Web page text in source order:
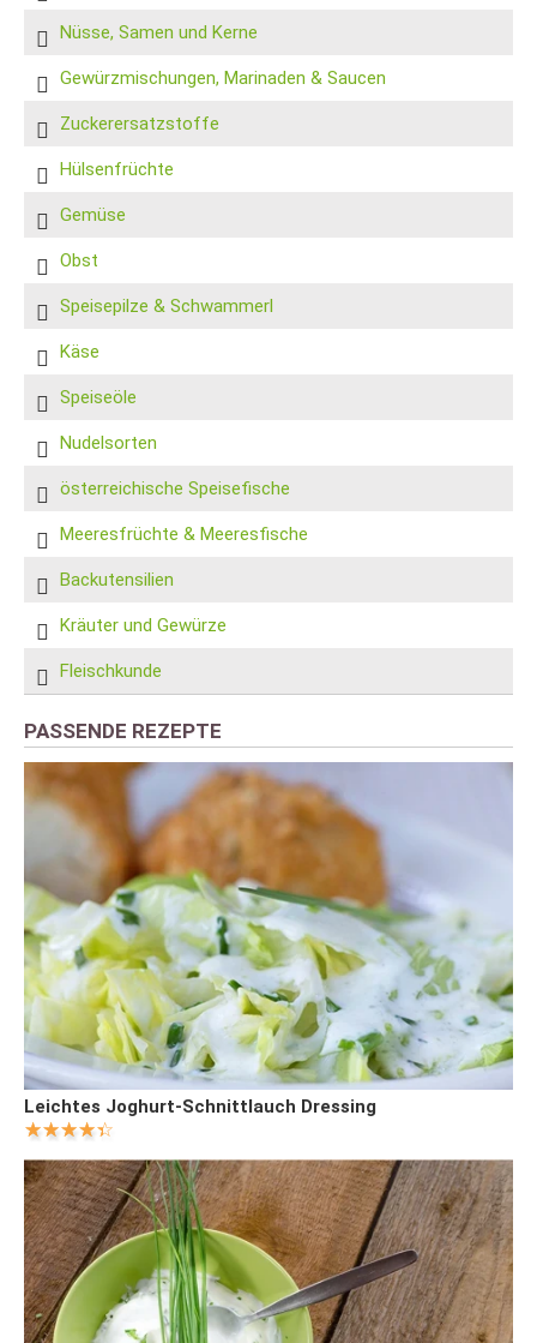
Nüsse, Samen und Kerne
Gewürzmischungen, Marinaden & Saucen
Zuckerersatzstoffe
Hülsenfrüchte
Gemüse
Obst
Speisepilze & Schwammerl
Käse
Speiseöle
Nudelsorten
österreichische Speisefische
Meeresfrüchte & Meeresfische
Backutensilien
Kräuter und Gewürze
Fleischkunde
PASSENDE REZEPTE
Leichtes Joghurt-Schnittlauch Dressing